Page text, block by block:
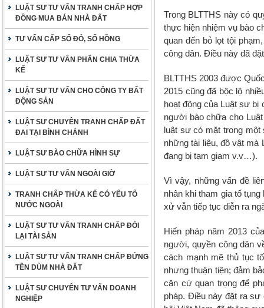
LUẬT SƯ TƯ VẤN TRANH CHẤP HỢP
ĐỒNG MUA BÁN NHÀ ĐẤT
TƯ VẤN CẤP SỔ ĐỎ, SỔ HỒNG
LUẬT SƯ TƯ VẤN PHÂN CHIA THỪA
KẾ
LUẬT SƯ TƯ VẤN CHO CÔNG TY BẤT
ĐỘNG SẢN
LUẬT SƯ CHUYÊN TRANH CHẤP ĐẤT
ĐAI TẠI BÌNH CHÁNH
LUẬT SƯ BÀO CHỮA HÌNH SỰ
LUẬT SƯ TƯ VẤN NGOÀI GIỜ
TRANH CHẤP THỪA KẾ CÓ YẾU TỐ
NƯỚC NGOÀI
LUẬT SƯ TƯ VẤN TRANH CHẤP ĐÒI
LẠI TÀI SẢN
LUẬT SƯ TƯ VẤN TRANH CHẤP ĐỨNG
TÊN DÙM NHÀ ĐẤT
LUẬT SƯ CHUYÊN TƯ VẤN DOANH
NGHIỆP
Trong BLTTHS này có
thực hiện nhiệm vụ bào
quan đến bỏ lọt tội
công dân. Điều này đã
BLTTHS 2003 được
2015 cũng đã bộc lộ
hoạt động của Luật sư bị
người bào chữa cho
luật sư có mặt trong một
những tài liệu, đồ vật mà
đang bị tạm giam v.v…).
Vì vậy, những vấn đề
nhân khi tham gia tố
xử vẫn tiếp tục diễn ra
Hiến pháp năm 2013
người, quyền công dân
cách mạnh mẽ thủ tục
nhưng thuận tiện; đảm
căn cứ quan trọng để
pháp. Điều này đặt ra sự